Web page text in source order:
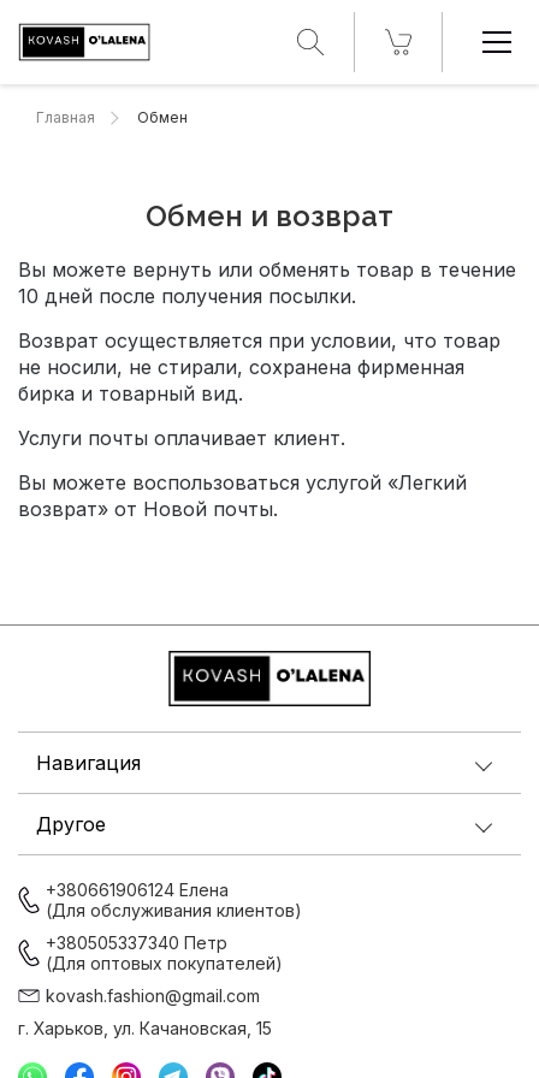
Главная Обмен
Обмен и возврат
Вы можете вернуть или обменять товар в течение
10 дней после получения посылки.
Возврат осуществляется при условии, что товар
не носили, не стирали, сохранена фирменная
бирка и товарный вид.
Услуги почты оплачивает клиент.
Вы можете воспользоваться услугой «Легкий
возврат» от Новой почты.
Навигация
Другое
+380661906124 Елена
(Для обслуживания клиентов)
+380505337340 Петр
(Для оптовых покупателей)
kovash.fashion@gmail.com
г. Харьков, ул. Качановская, 15